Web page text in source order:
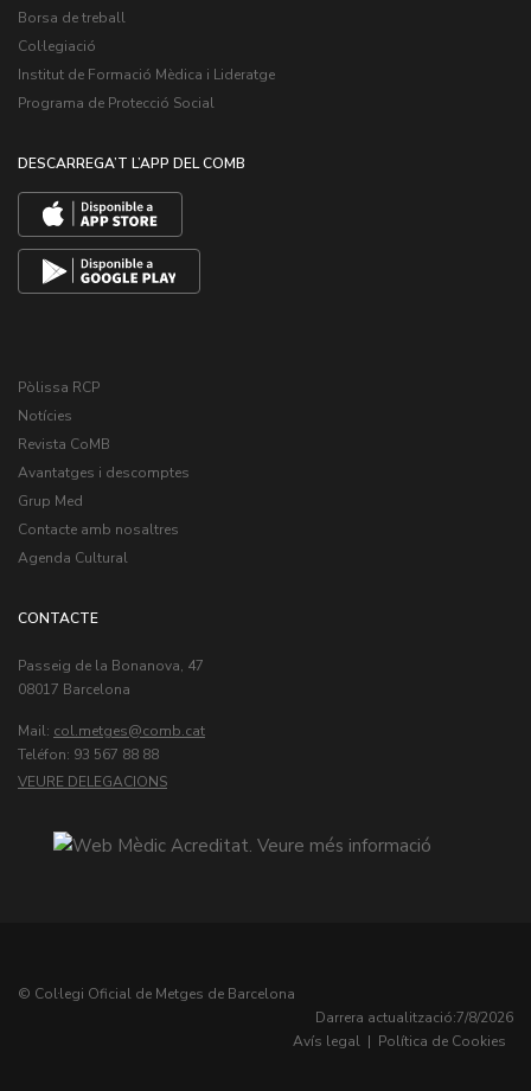
Borsa de treball
Col·legiació
Institut de Formació Mèdica i Lideratge
Programa de Protecció Social
DESCARREGA’T L’APP DEL COMB
Pòlissa RCP
Notícies
Revista CoMB
Avantatges i descomptes
Grup Med
Contacte amb nosaltres
Agenda Cultural
CONTACTE
Passeig de la Bonanova, 47
08017 Barcelona
Mail: col.metges
Teléfon: 93 567 88 88
VEURE DELEGACIONS
© Col·legi Oficial de Metges de Barcelona
Darrera actualització:7/8/2026
Avís legal | Política de Cookies